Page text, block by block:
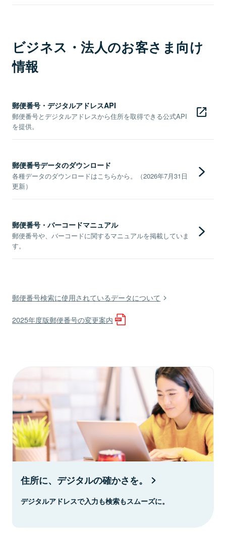
ビジネス・法人のお客さま向け
情報
郵便番号・デジタルアドレスAPI
郵便番号とデジタルアドレスから住所を取得できる公式API
を提供。
郵便番号データのダウンロード
各種データのダウンロードはこちらから。（2026年7月31日
更新）
郵便番号・バーコードマニュアル
郵便番号や、バーコードに関するマニュアルを掲載していま
す。
郵便番号検索に使用されているデータについて
2025年度版郵便番号の変更案内
住所に、デジタルの確かさを。
デジタルアドレスで入力も検索もスムーズに。